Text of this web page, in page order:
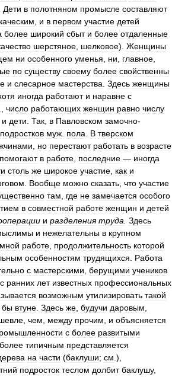
Дети в полотняном промысле составляют
и в первом участие детей
более широкий сбыт и более отдаленные
шерстяное шелковое). Женщины
ни особенного уменья ни главное
по существу своему более свойственны
и слесарное мастерства Здесь женщины
иногда работают и наравне с
число работающих женщин равно числу
и дети Так в Павловском замочно-
подростков муж пола В тверском
но перестают работать в возрасте
помогают в работе последние — иногда
столь же широкое участие как и
Вообще можно сказать что участие
там где не замечается особого
в совместной работе женщин и детей
и разделения труда Здесь
и нежелательны в крупном
работе продолжительность которой
особенностям трудящихся
Работа
с мастерскими берущими учеников
с ранних лет известных профессиональных
возможным утилизировать такой
бы втуне Здесь же будучи даровым
чем между прочим и объясняется
с более развитыми
типичным представляется
на части (баклуши; см .),
подросток теслом долбит баклушу,